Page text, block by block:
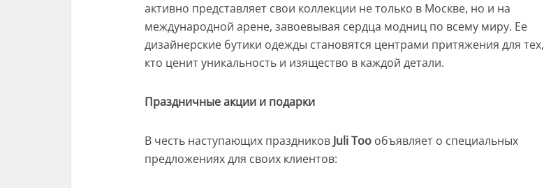
активно представляет свои коллекции не только в Москве, но и на
международной арене, завоевывая сердца модниц по всему миру. Ее
дизайнерские бутики одежды становятся центрами притяжения для тех,
кто ценит уникальность и изящество в каждой детали.
Праздничные акции и подарки
В честь наступающих праздников Juli Too объявляет о специальных
предложениях для своих клиентов: